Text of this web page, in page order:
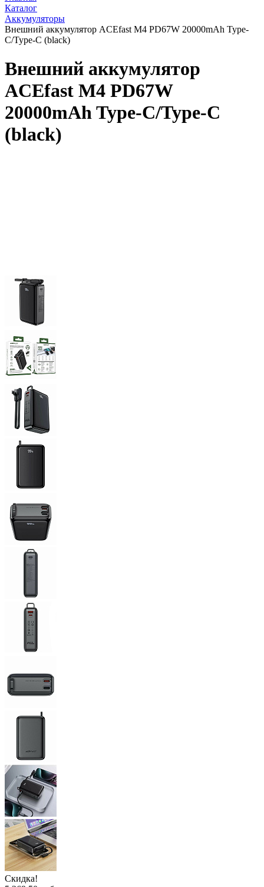
Каталог
Аккумуляторы
Внешний аккумулятор ACEfast M4 PD67W 20000mAh Type-
C/Type-C (black)
Внешний аккумулятор
ACEfast M4 PD67W
20000mAh Type-C/Type-C
(black)
Скидка!